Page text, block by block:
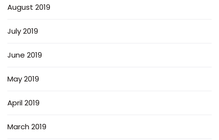
August 2019
July 2019
June 2019
May 2019
April 2019
March 2019